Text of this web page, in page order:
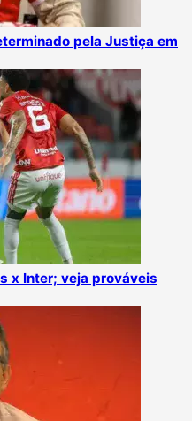
pela Justiça em
x Inter; veja prováveis